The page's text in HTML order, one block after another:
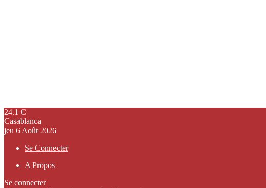
24.1 C
Casablanca
jeu 6 Août 2026
Se Connecter
A Propos
Se connecter